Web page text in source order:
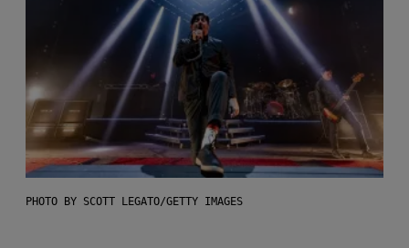
PHOTO BY SCOTT LEGATO/GETTY IMAGES